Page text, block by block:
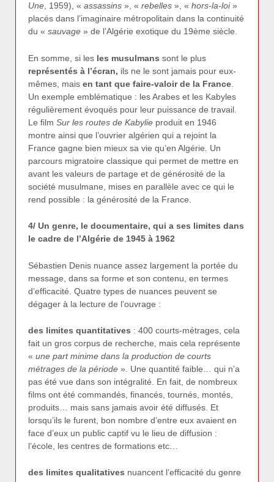
Une, 1959), « assassins », « rebelles », « hors-la-loi»
placés dans l’imaginaire métropolitain dans la continuité
du « sauvage » de l’Algérie exotique du 19ème siècle.
En somme, si les les musulmans sont le plus
représentés à l’écran, ils ne le sont jamais pour eux-
mêmes, mais en tant que faire-valoir de la France
Un exemple emblématique : les Arabes et les Kabyles
régulièrement évoqués pour leur puissance de travail.
Le film Sur les routes de Kabylie produit en 1946
montre ainsi que l’ouvrier algérien qui a rejoint la
France gagne bien mieux sa vie qu’en Algérie. Un
parcours migratoire classique qui permet de mettre en
avant les valeurs de partage et de générosité de la
société musulmane, mises en parallèle avec ce qui le
rend possible : la générosité de la France.
4/ Un genre, le documentaire, qui a ses limites dans
le cadre de l’Algérie de 1945 à 1962
Sébastien Denis nuance assez largement la portée du
message, dans sa forme et son contenu, en termes
d’efficacité. Quatre types de nuances peuvent se
dégager à la lecture de l’ouvrage :
des limites quantitatives : 400 courts-métrages, cela
fait un gros corpus de recherche, mais cela représente
« une part minime dans la production de courts
métrages de la période ». Une quantité faible… qui n’a
pas été vue dans son intégralité. En fait, de nombreux
films ont été commandés, financés, tournés, montés,
produits… mais sans jamais avoir été diffusés. Et
lorsqu’ils le furent, bon nombre d’entre eux avaient en
face d’eux un public captif vu le lieu de diffusion :
l’école, les centres de formations etc…
des limites qualitatives nuancent l’efficacité du genre